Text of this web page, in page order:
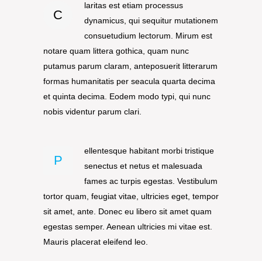
C
laritas est etiam processus
dynamicus, qui sequitur mutationem
consuetudium lectorum. Mirum est
notare quam littera gothica, quam nunc
putamus parum claram, anteposuerit litterarum
formas humanitatis per seacula quarta decima
et quinta decima. Eodem modo typi, qui nunc
nobis videntur parum clari.
P
ellentesque habitant morbi tristique
senectus et netus et malesuada
fames ac turpis egestas. Vestibulum
tortor quam, feugiat vitae, ultricies eget, tempor
sit amet, ante. Donec eu libero sit amet quam
egestas semper. Aenean ultricies mi vitae est.
Mauris placerat eleifend leo.